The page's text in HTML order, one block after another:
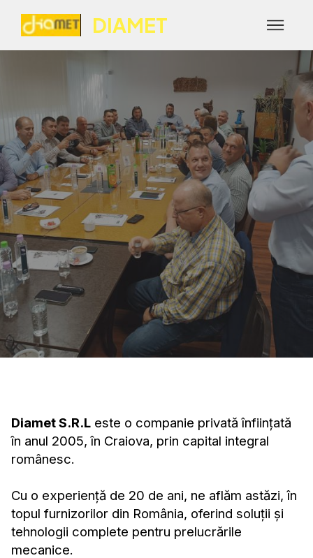
DIAMET
Diamet S.R.L este o companie privată înființată
în anul 2005, în Craiova, prin capital integral
românesc.
Cu o experiență de 20 de ani, ne aflăm astăzi, în
topul furnizorilor din România, oferind soluții și
tehnologii complete pentru prelucrările
mecanice.